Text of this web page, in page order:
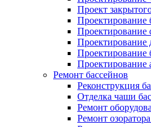
Проект
Проектирование
Проектирование
Проектирование
Проектирование
Проектирование
Ремонт бассейнов
Реконструкция
Отделка чаши
Ремонт
Ремонт